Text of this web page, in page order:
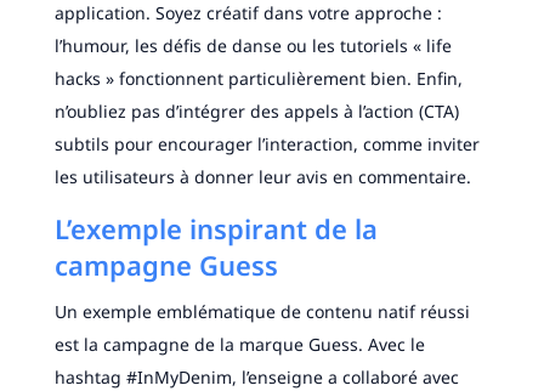
application. Soyez créatif dans votre approche :
l’humour, les défis de danse ou les tutoriels « life
hacks » fonctionnent particulièrement bien. Enfin,
n’oubliez pas d’intégrer des appels à l’action (CTA)
subtils pour encourager l’interaction, comme inviter
les utilisateurs à donner leur avis en commentaire.
L’exemple inspirant de la
campagne Guess
Un exemple emblématique de contenu natif réussi
est la campagne de la marque Guess. Avec le
hashtag #InMyDenim, l’enseigne a collaboré avec